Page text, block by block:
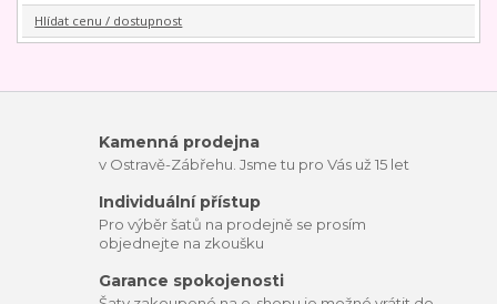
Hlídat cenu / dostupnost
Kamenná prodejna
v Ostravě-Zábřehu. Jsme tu pro Vás už 15 let
Individuální přístup
Pro výběr šatů na prodejně se prosím
objednejte na zkoušku
Garance spokojenosti